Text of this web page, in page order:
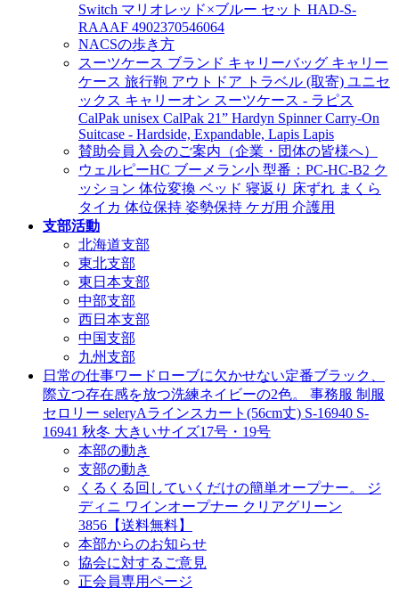
Switch マリオレッド×ブルー セット HAD-S-
RAAAF 4902370546064
NACSの歩き方
スーツケース ブランド キャリーバッグ キャリー
ケース 旅行鞄 アウトドア トラベル (取寄) ユニセ
ックス キャリーオン スーツケース - ラピス
CalPak unisex CalPak 21” Hardyn Spinner Carry-On
Suitcase - Hardside, Expandable, Lapis Lapis
賛助会員入会のご案内（企業・団体の皆様へ）
ウェルピーHC ブーメラン小 型番：PC-HC-B2 ク
ッション 体位変換 ベッド 寝返り 床ずれ まくら
タイカ 体位保持 姿勢保持 ケガ用 介護用
支部活動
北海道支部
東北支部
東日本支部
中部支部
西日本支部
中国支部
九州支部
日常の仕事ワードローブに欠かせない定番ブラック、
際立つ存在感を放つ洗練ネイビーの2色。 事務服 制服
セロリー seleryAラインスカート(56cm丈) S-16940 S-
16941 秋冬 大きいサイズ17号・19号
本部の動き
支部の動き
くるくる回していくだけの簡単オープナー。 ジ
ディニ ワインオープナー クリアグリーン
3856【送料無料】
本部からのお知らせ
協会に対するご意見
正会員専用ページ